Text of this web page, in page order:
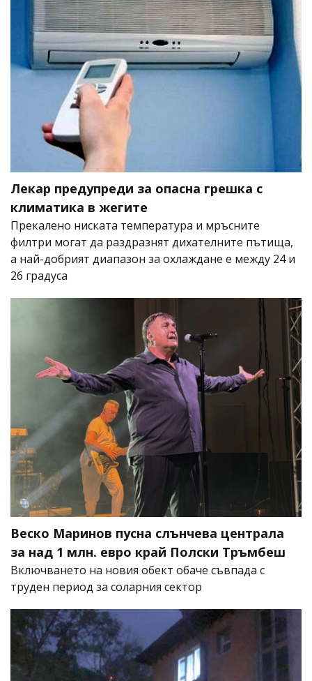
Лекар предупреди за опасна грешка с
климатика в жегите
Прекалено ниската температура и мръсните
филтри могат да раздразнят дихателните пътища,
а най-добрият диапазон за охлаждане е между 24 и
26 градуса
Веско Маринов пусна слънчева централа
за над 1 млн. евро край Полски Тръмбеш
Включването на новия обект обаче съвпада с
труден период за соларния сектор